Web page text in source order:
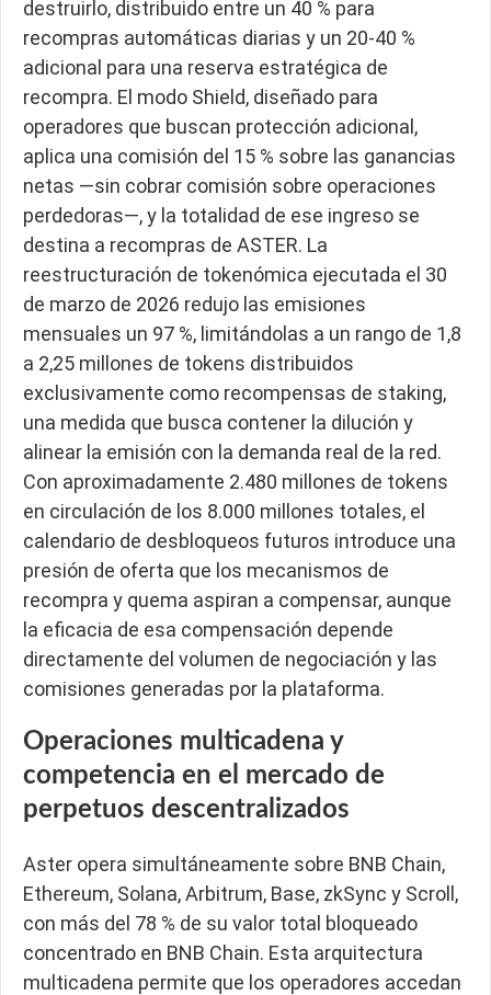
destruirlo, distribuido entre un 40 % para
recompras automáticas diarias y un 20-40 %
adicional para una reserva estratégica de
recompra. El modo Shield, diseñado para
operadores que buscan protección adicional,
aplica una comisión del 15 % sobre las ganancias
netas —sin cobrar comisión sobre operaciones
perdedoras—, y la totalidad de ese ingreso se
destina a recompras de ASTER. La
reestructuración de tokenómica ejecutada el 30
de marzo de 2026 redujo las emisiones
mensuales un 97 %, limitándolas a un rango de 1,8
a 2,25 millones de tokens distribuidos
exclusivamente como recompensas de staking,
una medida que busca contener la dilución y
alinear la emisión con la demanda real de la red.
Con aproximadamente 2.480 millones de tokens
en circulación de los 8.000 millones totales, el
calendario de desbloqueos futuros introduce una
presión de oferta que los mecanismos de
recompra y quema aspiran a compensar, aunque
la eficacia de esa compensación depende
directamente del volumen de negociación y las
comisiones generadas por la plataforma.
Operaciones multicadena y
competencia en el mercado de
perpetuos descentralizados
Aster opera simultáneamente sobre BNB Chain,
Ethereum, Solana, Arbitrum, Base, zkSync y Scroll,
con más del 78 % de su valor total bloqueado
concentrado en BNB Chain. Esta arquitectura
multicadena permite que los operadores accedan